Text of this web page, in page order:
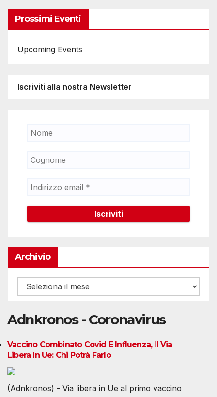
Prossimi Eventi
Upcoming Events
Iscriviti alla nostra Newsletter
Archivio
Archivio
Adnkronos - Coronavirus
Vaccino Combinato Covid E Influenza, Il Via
Libera In Ue: Chi Potrà Farlo
(Adnkronos) - Via libera in Ue al primo vaccino